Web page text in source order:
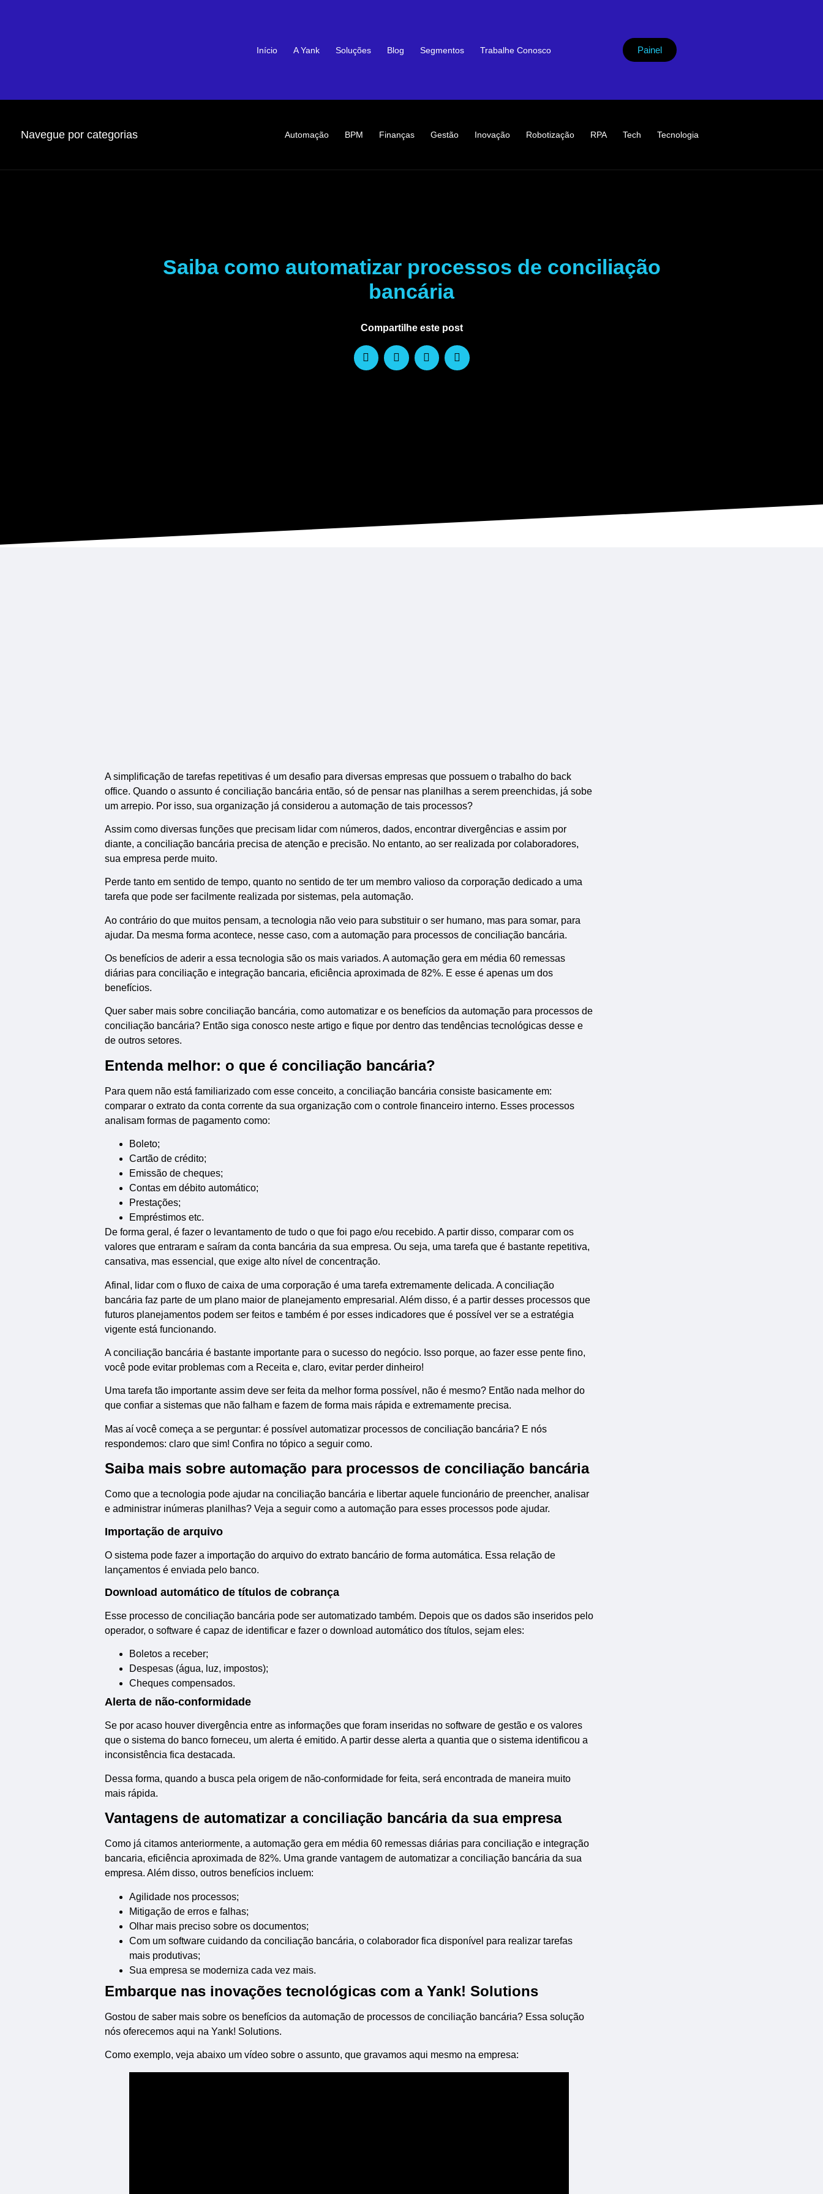
Início A Yank Soluções Blog Segmentos Trabalhe Conosco Painel
Navegue por categorias Automação BPM Finanças Gestão Inovação Robotização RPA Tech Tecnologia
Saiba como automatizar processos de conciliação
bancária
Compartilhe este post
A simplificação de tarefas repetitivas é um desafio para diversas empresas que possuem o trabalho do back
office. Quando o assunto é conciliação bancária então, só de pensar nas planilhas a serem preenchidas, já sobe
um arrepio. Por isso, sua organização já considerou a automação de tais processos?
Assim como diversas funções que precisam lidar com números, dados, encontrar divergências e assim por
diante, a conciliação bancária precisa de atenção e precisão. No entanto, ao ser realizada por colaboradores,
sua empresa perde muito.
Perde tanto em sentido de tempo, quanto no sentido de ter um membro valioso da corporação dedicado a uma
tarefa que pode ser facilmente realizada por sistemas, pela automação.
Ao contrário do que muitos pensam, a tecnologia não veio para substituir o ser humano, mas para somar, para
ajudar. Da mesma forma acontece, nesse caso, com a automação para processos de conciliação bancária.
Os benefícios de aderir a essa tecnologia são os mais variados. A automação gera em média 60 remessas
diárias para conciliação e integração bancaria, eficiência aproximada de 82%. E esse é apenas um dos
benefícios.
Quer saber mais sobre conciliação bancária, como automatizar e os benefícios da automação para processos de
conciliação bancária? Então siga conosco neste artigo e fique por dentro das tendências tecnológicas desse e
de outros setores.
Entenda melhor: o que é conciliação bancária?
Para quem não está familiarizado com esse conceito, a conciliação bancária consiste basicamente em:
comparar o extrato da conta corrente da sua organização com o controle financeiro interno. Esses processos
analisam formas de pagamento como:
Boleto;
Cartão de crédito;
Emissão de cheques;
Contas em débito automático;
Prestações;
Empréstimos etc.
De forma geral, é fazer o levantamento de tudo o que foi pago e/ou recebido. A partir disso, comparar com os
valores que entraram e saíram da conta bancária da sua empresa. Ou seja, uma tarefa que é bastante repetitiva,
cansativa, mas essencial, que exige alto nível de concentração.
Afinal, lidar com o fluxo de caixa de uma corporação é uma tarefa extremamente delicada. A conciliação
bancária faz parte de um plano maior de planejamento empresarial. Além disso, é a partir desses processos que
futuros planejamentos podem ser feitos e também é por esses indicadores que é possível ver se a estratégia
vigente está funcionando.
A conciliação bancária é bastante importante para o sucesso do negócio. Isso porque, ao fazer esse pente fino,
você pode evitar problemas com a Receita e, claro, evitar perder dinheiro!
Uma tarefa tão importante assim deve ser feita da melhor forma possível, não é mesmo? Então nada melhor do
que confiar a sistemas que não falham e fazem de forma mais rápida e extremamente precisa.
Mas aí você começa a se perguntar: é possível automatizar processos de conciliação bancária? E nós
respondemos: claro que sim! Confira no tópico a seguir como.
Saiba mais sobre automação para processos de conciliação bancária
Como que a tecnologia pode ajudar na conciliação bancária e libertar aquele funcionário de preencher, analisar
e administrar inúmeras planilhas? Veja a seguir como a automação para esses processos pode ajudar.
Importação de arquivo
O sistema pode fazer a importação do arquivo do extrato bancário de forma automática. Essa relação de
lançamentos é enviada pelo banco.
Download automático de títulos de cobrança
Esse processo de conciliação bancária pode ser automatizado também. Depois que os dados são inseridos pelo
operador, o software é capaz de identificar e fazer o download automático dos títulos, sejam eles:
Boletos a receber;
Despesas (água, luz, impostos);
Cheques compensados.
Alerta de não-conformidade
Se por acaso houver divergência entre as informações que foram inseridas no software de gestão e os valores
que o sistema do banco forneceu, um alerta é emitido. A partir desse alerta a quantia que o sistema identificou a
inconsistência fica destacada.
Dessa forma, quando a busca pela origem de não-conformidade for feita, será encontrada de maneira muito
mais rápida.
Vantagens de automatizar a conciliação bancária da sua empresa
Como já citamos anteriormente, a automação gera em média 60 remessas diárias para conciliação e integração
bancaria, eficiência aproximada de 82%. Uma grande vantagem de automatizar a conciliação bancária da sua
empresa. Além disso, outros benefícios incluem:
Agilidade nos processos;
Mitigação de erros e falhas;
Olhar mais preciso sobre os documentos;
Com um software cuidando da conciliação bancária, o colaborador fica disponível para realizar tarefas
mais produtivas;
Sua empresa se moderniza cada vez mais.
Embarque nas inovações tecnológicas com a Yank! Solutions
Gostou de saber mais sobre os benefícios da automação de processos de conciliação bancária? Essa solução
nós oferecemos aqui na Yank! Solutions.
Como exemplo, veja abaixo um vídeo sobre o assunto, que gravamos aqui mesmo na empresa: